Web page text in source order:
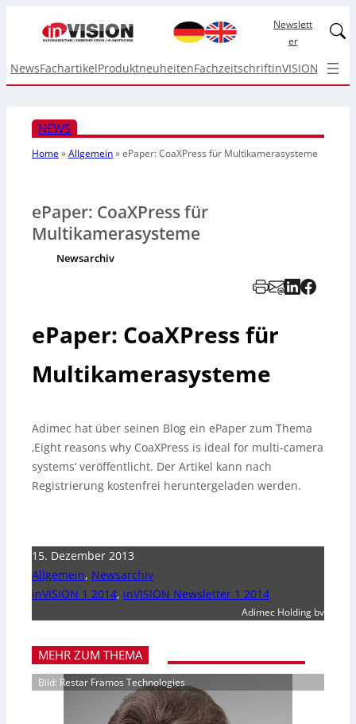
Newslett
er
NewsFachartikelProduktneuheitenFachzeitschriftinVISION Top
NEWS
Home»Allgemein»ePaper: CoaXPress für Multikamerasysteme
ePaper: CoaXPress für
Multikamerasysteme
Newsarchiv
ePaper: CoaXPress für
Multikamerasysteme
Adimec hat über seinen Blog ein ePaper zum Thema
‚Eight reasons why CoaXPress is ideal for multi-camera
systems‘ veröffentlicht. Der Artikel kann nach
Registrierung kostenfrei heruntergeladen werden.
15. Dezember 2013
Allgemein, Newsarchiv
inVISION 1 2014, inVISION Newsletter 1 2014
Adimec Holding bv
MEHR ZUM THEMA
Bild: Restar Framos Technologies